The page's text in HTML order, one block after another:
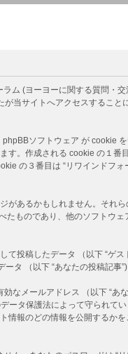
ム (ヨーヨーに関する質問・交
が当サイトへアクセスするこ
ソフトウェア が cookie
。作成される cookie の１番
の３番目は “リワインドフ
があるかもしれません。それ
ものであり、他のソフトウ
投稿したデータ （以下 “ゲス
タ （以下 “あなたの投稿記事”)
なメールアドレス （以下 “あ
タ保護法によって守られて
情報のどの情報を公開するか